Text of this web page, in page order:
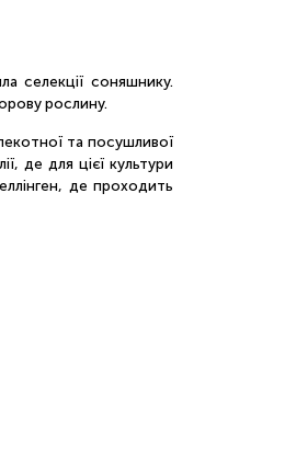
селекції соняшнику.
рослину.
та посушливої
де для цієї культури
де проходить